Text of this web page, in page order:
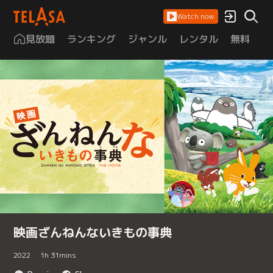
Watch now
見放題 ランキング ジャンル レンタル 無料
映画ざんねんないきもの事典
2022 1h 31mins